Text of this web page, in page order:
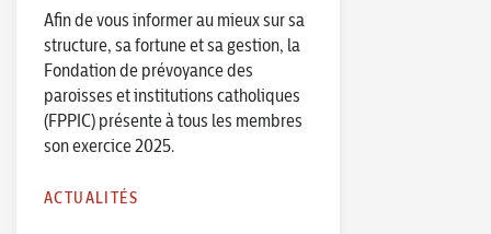
Afin de vous informer au mieux sur sa
structure, sa fortune et sa gestion, la
Fondation de prévoyance des
paroisses et institutions catholiques
(FPPIC) présente à tous les membres
son exercice 2025.
ACTUALITÉS